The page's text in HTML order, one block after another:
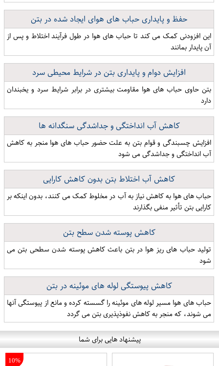
حفظ و پایداری حباب های هوای ایجاد شده در بتن
این افزودنی کمک می کند تا حباب های هوا در طول فرآیند اختلاط و پس از
آن پایدار بمانند
افزایش دوام و پایداری بتن در شرایط محیطی سرد
بتن حاوی حباب های هوا مقاومت بیشتری در برابر شرایط سرد و یخبندان
دارد
کاهش آب انداختگی و جداشدگی سنگدانه ها
افزایش چسبندگی و قوام بتن به علت حضور حباب های هوا منجر به کاهش
آب انداختگی و جداشدگی می شود
کاهش آب اختلاط بتن بدون کاهش کارایی
حباب های هوا به کاهش نیاز به آب در مخلوط کمک می کنند، بدون اینکه بر
کارایی بتن تأثیر منفی بگذارند
کاهش پوسته شدن سطح بتن
تولید حباب های ریز هوا در بتن باعث کاهش پوسته شدن سطحی بتن می
شود
کاهش پیوستگی لوله های موئینه در بتن
حباب های هوا مسیر لوله های موئینه را گسسته کرده و مانع از پیوستگی آنها
می شوند، که منجر به کاهش نفوذپذیری بتن می گردد
پیشنهاد هایی برای شما
10%